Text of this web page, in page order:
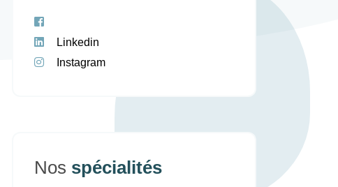
Linkedin
Instagram
Nos spécialités